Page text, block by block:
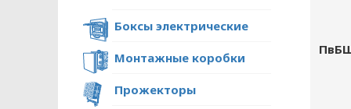
Боксы электрические
Монтажные коробки
Прожекторы
В.А. Прокопчук _________​
г. Минск